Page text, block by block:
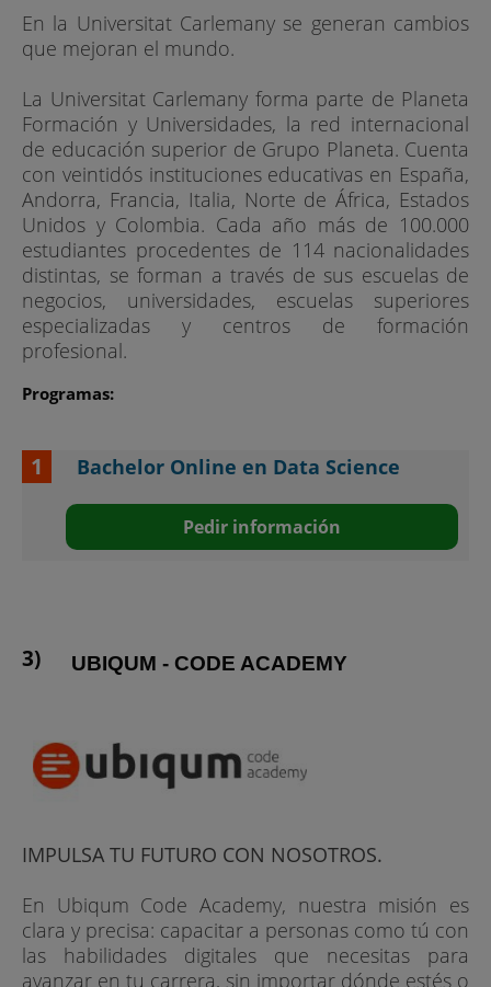
En la Universitat Carlemany se generan cambios
que mejoran el mundo.
La Universitat Carlemany forma parte de Planeta
Formación y Universidades, la red internacional
de educación superior de Grupo Planeta. Cuenta
con veintidós instituciones educativas en España,
Andorra, Francia, Italia, Norte de África, Estados
Unidos y Colombia. Cada año más de 100.000
estudiantes procedentes de 114 nacionalidades
distintas, se forman a través de sus escuelas de
negocios, universidades, escuelas superiores
especializadas y centros de formación
profesional.
Programas:
Bachelor Online en Data Science
Pedir información
UBIQUM - CODE ACADEMY
IMPULSA TU FUTURO CON NOSOTROS.
En Ubiqum Code Academy, nuestra misión es
clara y precisa: capacitar a personas como tú con
las habilidades digitales que necesitas para
avanzar en tu carrera, sin importar dónde estés o